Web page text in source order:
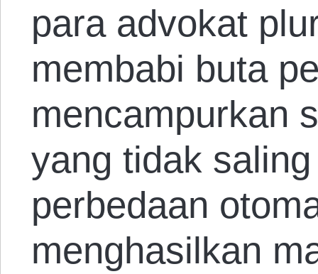
para advokat
membabi buta
mencampurkan
yang tidak
perbedaan
menghasilkan